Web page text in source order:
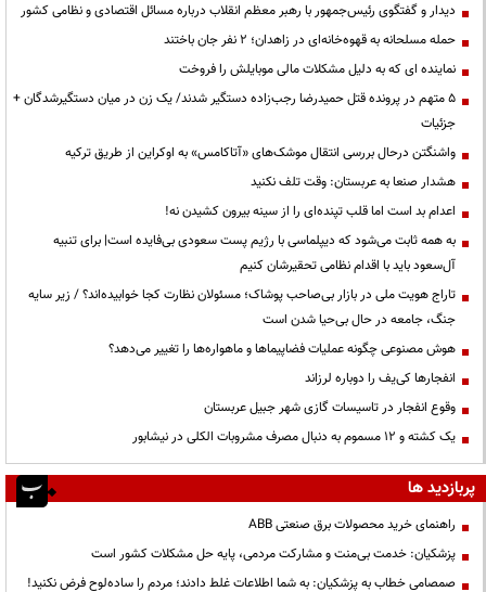
دیدار و گفتگوی رئیس‌جمهور با رهبر معظم انقلاب درباره مسائل اقتصادی و نظامی کشور
حمله مسلحانه به قهوه‌خانه‌ای در زاهدان؛ ۲ نفر جان باختند
نماینده ای که به دلیل مشکلات مالی موبایلش را فروخت
۵ متهم در پرونده قتل حمیدرضا رجب‌زاده دستگیر شدند/ یک زن در میان دستگیرشدگان +
جزئیات
واشنگتن درحال بررسی انتقال موشک‌های «آتاکامس» به اوکراین از طریق ترکیه
هشدار صنعا به عربستان: وقت تلف نکنید
اعدام بد است اما قلب تپنده‌ای را از سینه بیرون کشیدن نه!
به همه ثابت می‌شود که دیپلماسی با رژیم پست سعودی بی‌فایده است| برای تنبیه
آل‌سعود باید با اقدام نظامی تحقیرشان کنیم
تاراج هویت ملی در بازار بی‌صاحب پوشاک؛ مسئولان نظارت کجا خوابیده‌اند؟ / زیر سایه
جنگ، جامعه در حال بی‌حیا شدن است
هوش مصنوعی چگونه عملیات فضاپیماها و ماهواره‌ها را تغییر می‌دهد؟
انفجارها کی‌یف را دوباره لرزاند
وقوع انفجار در تاسیسات گازی شهر جبیل عربستان
یک کشته و ۱۲ مسموم به دنبال مصرف مشروبات الکلی در نیشابور
پربازدید ها
راهنمای خرید محصولات برق صنعتی ABB
پزشکیان: خدمت بی‌منت و مشارکت مردمی، پایه حل مشکلات کشور است
صمصامی خطاب به پزشکیان: به شما اطلاعات غلط دادند؛ مردم را ساده‌لوح فرض نکنید!